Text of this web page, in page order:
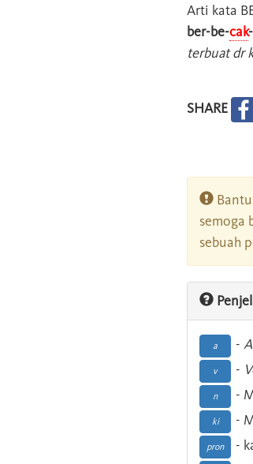
Arti kata
ber-be-cak
terbuat dr
SHARE
semoga
sebuah
a -
v -
n -
ki -
pron -